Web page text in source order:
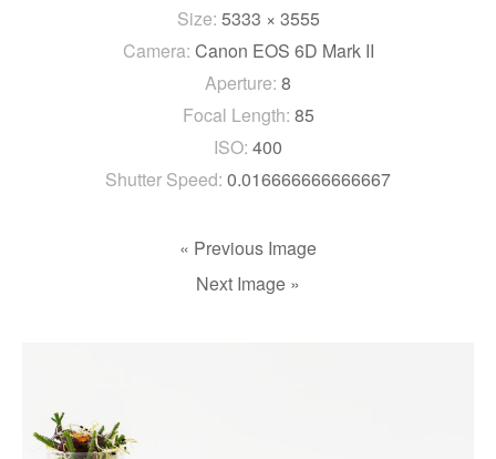
Size: 5333 × 3555
Camera: Canon EOS 6D Mark II
Aperture: 8
Focal Length: 85
ISO: 400
Shutter Speed: 0.016666666666667
« Previous Image
Next Image »